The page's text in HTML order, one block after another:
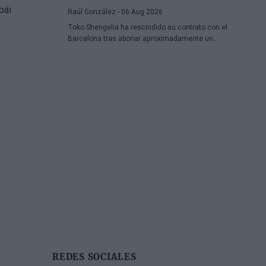
Raúl González - 06 Aug 2026
Toko Shengelia ha rescindido su contrato con el
Barcelona tras abonar aproximadamente un
REDES SOCIALES